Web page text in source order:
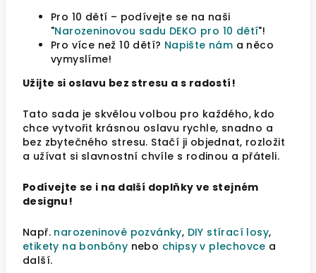
Pro 10 dětí – podívejte se na naši
"Narozeninovou sadu DEKO pro 10 dětí"!
Pro více než 10 dětí? Napište nám a něco
vymyslíme!
Užijte si oslavu bez stresu a s radostí!
Tato sada je skvělou volbou pro každého, kdo
chce vytvořit krásnou oslavu rychle, snadno a
bez zbytečného stresu. Stačí ji objednat, rozložit
a užívat si slavnostní chvíle s rodinou a přáteli.
Podívejte se i na další doplňky ve stejném
designu!
Např. narozeninové pozvánky, DIY stírací losy,
etikety na bonbóny nebo chipsy v plechovce a
další.